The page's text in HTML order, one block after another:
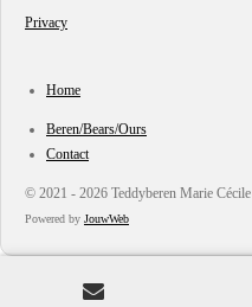
Privacy
Home
Beren/Bears/Ours
Contact
© 2021 - 2026 Teddyberen Marie Cécile
Powered by JouwWeb